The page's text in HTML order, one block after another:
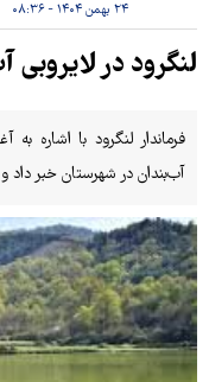
۲۴ بهمن ۱۴۰۴ - ۰۸:۳۶
لنگرود در
آب‌بندان در شهرستان خبر داد